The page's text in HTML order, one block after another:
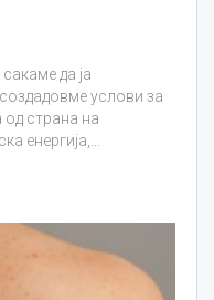
да ја
услови за
од страна на
енергија,…